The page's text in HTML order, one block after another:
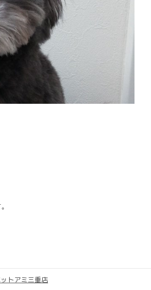
トアミ三重店